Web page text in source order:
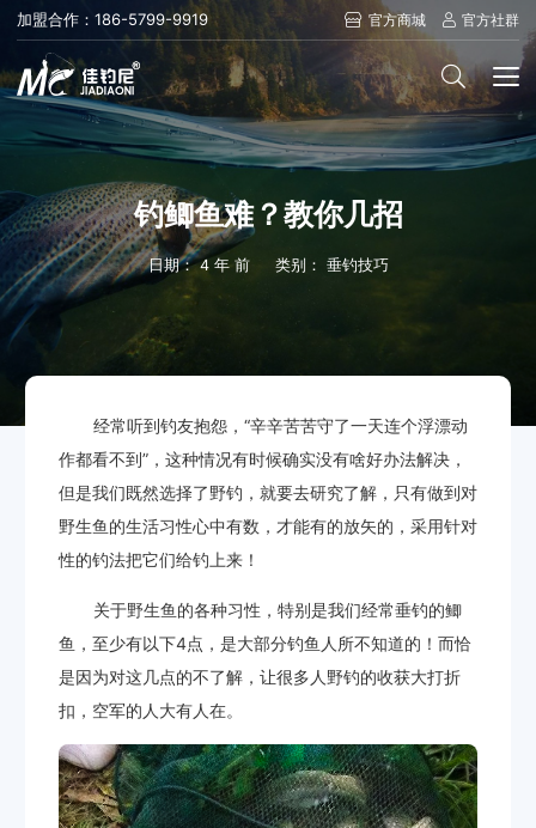
加盟合作：186-5799-9919 官方商城 官方社群
钓鲫鱼难？教你几招
日期：4 年 前 类别： 垂钓技巧
经常听到钓友抱怨，“辛辛苦苦守了一天连个浮漂动
作都看不到”，这种情况有时候确实没有啥好办法解决，
但是我们既然选择了野钓，就要去研究了解，只有做到对
野生鱼的生活习性心中有数，才能有的放矢的，采用针对
性的钓法把它们给钓上来！
关于野生鱼的各种习性，特别是我们经常垂钓的鲫
鱼，至少有以下4点，是大部分钓鱼人所不知道的！而恰
是因为对这几点的不了解，让很多人野钓的收获大打折
扣，空军的人大有人在。